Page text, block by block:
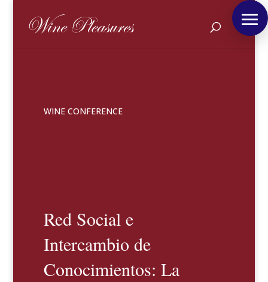
WINE CONFERENCE
Red Social e
Intercambio de
Conocimientos: La